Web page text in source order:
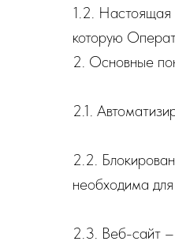
1.2. Настоящая
которую
2. Основные
2.1.
2.2.
необходима
2.3. Веб-сайт –